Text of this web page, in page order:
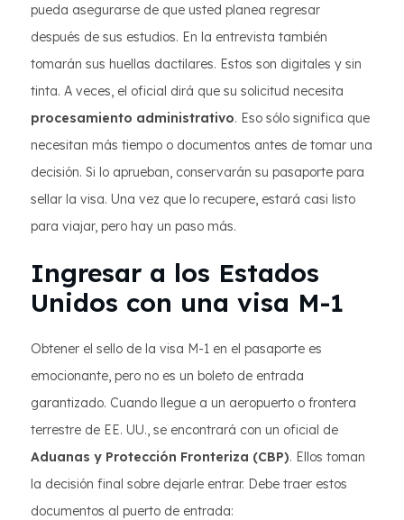
pueda asegurarse de que usted planea regresar
después de sus estudios. En la entrevista también
tomarán sus huellas dactilares. Estos son digitales y sin
tinta. A veces, el oficial dirá que su solicitud necesita
procesamiento administrativo. Eso sólo significa que
necesitan más tiempo o documentos antes de tomar una
decisión. Si lo aprueban, conservarán su pasaporte para
sellar la visa. Una vez que lo recupere, estará casi listo
para viajar, pero hay un paso más.
Ingresar a los Estados
Unidos con una visa M-1
Obtener el sello de la visa M-1 en el pasaporte es
emocionante, pero no es un boleto de entrada
garantizado. Cuando llegue a un aeropuerto o frontera
terrestre de EE. UU., se encontrará con un oficial de
Aduanas y Protección Fronteriza (CBP). Ellos toman
la decisión final sobre dejarle entrar. Debe traer estos
documentos al puerto de entrada: